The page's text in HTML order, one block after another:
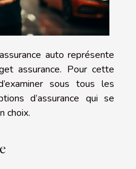
auto représente
assurance. Pour cette
sous tous les
d’assurance qui se
choix.